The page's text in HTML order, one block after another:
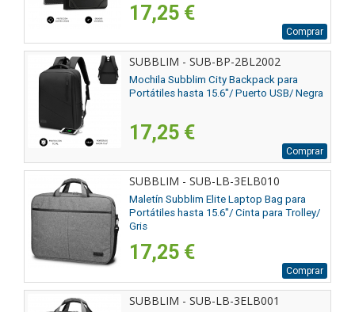
17,25 €
Comprar
SUBBLIM - SUB-BP-2BL2002
Mochila Subblim City Backpack para
Portátiles hasta 15.6"/ Puerto USB/ Negra
17,25 €
Comprar
SUBBLIM - SUB-LB-3ELB010
Maletín Subblim Elite Laptop Bag para
Portátiles hasta 15.6"/ Cinta para Trolley/
Gris
17,25 €
Comprar
SUBBLIM - SUB-LB-3ELB001